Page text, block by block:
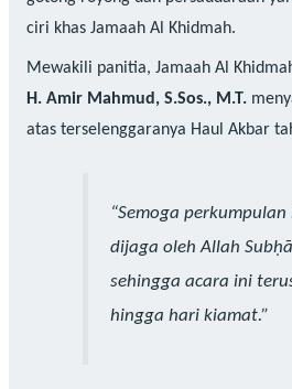
ciri khas Jamaah Al Khidmah.
Mewakili panitia, Jamaah Al
H. Amir Mahmud, S.Sos., M.T.
atas terselenggaranya Haul Akbar
“Semoga
dijaga oleh Allah
sehingga acara ini
hingga hari kiamat.”